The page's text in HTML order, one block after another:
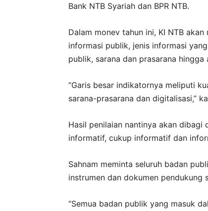
Bank NTB Syariah dan BPR NTB.
Dalam monev tahun ini, KI NTB
informasi publik, jenis informasi
publik, sarana dan prasarana
“Garis besar indikatornya meliputi
sarana-prasarana dan digitalisasi,”
Hasil penilaian nantinya akan
informatif, cukup informatif dan
Sahnam meminta seluruh badan
instrumen dan dokumen pendukung
“Semua badan publik yang masuk